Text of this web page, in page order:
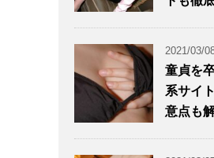
2021/03/
童貞を
系サイ
意点も